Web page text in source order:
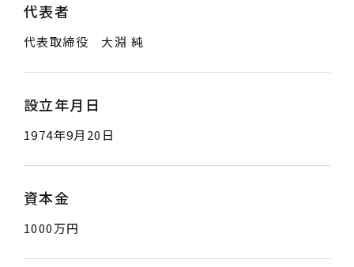
代表者
代表取締役 大淵 純
設立年月日
1974年9月20日
資本金
1000万円